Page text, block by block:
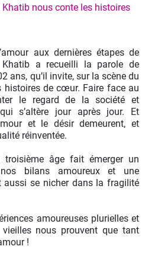
nous conte les histoires
aux dernières étapes de
a recueilli la parole de
ans, qu’il invite, sur la scène du
histoires de cœur. Faire face au
le regard de la société et
s’altère jour après jour. Et
et le désir demeurent, et
réinventée.
troisième âge fait émerger un
bilans amoureux et une
aussi se nicher dans la fragilité
amoureuses plurielles et
nous prouvent que tant
!